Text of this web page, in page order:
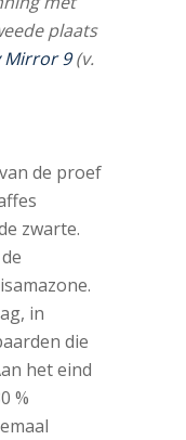
plaats
Mirror 9(v.
de proef
zwarte.
in
die
het eind
%